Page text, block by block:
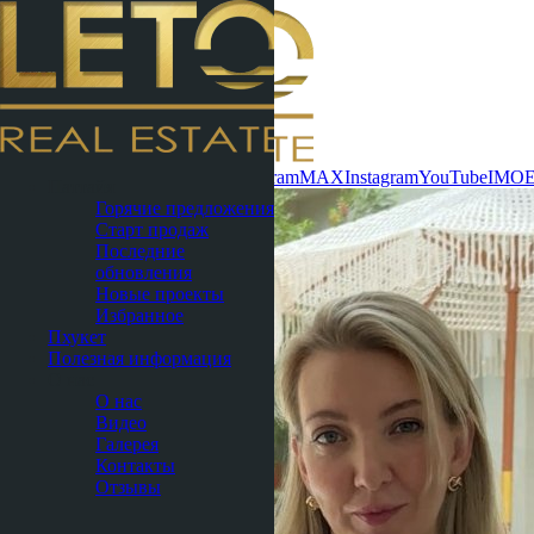
TelegramMAXInstagramYouTubeIMO
Горячие предложения
Старт продаж
Последние
обновления
Новые проекты
Избранное
Пхукет
Полезная информация
О нас
Видео
Галерея
Контакты
Отзывы